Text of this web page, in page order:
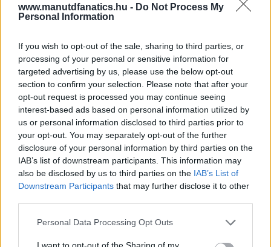
www.manutdfanatics.hu - Do Not Process My
Personal Information
If you wish to opt-out of the sale, sharing to third parties, or
processing of your personal or sensitive information for
targeted advertising by us, please use the below opt-out
section to confirm your selection. Please note that after your
opt-out request is processed you may continue seeing
interest-based ads based on personal information utilized by
us or personal information disclosed to third parties prior to
your opt-out. You may separately opt-out of the further
disclosure of your personal information by third parties on the
IAB’s list of downstream participants. This information may
also be disclosed by us to third parties on the IAB’s List of
Downstream Participants that may further disclose it to other
Please note that this website/app uses one or more Google
not limited to your visit or usage behaviour. You may click to
Personal Data Processing Opt Outs
I want to opt-out of the Sharing of my